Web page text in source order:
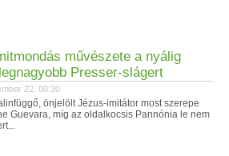
művészete a nyálig
Presser-slágert
22. 00:30
önjelölt Jézus-imitátor most szerepe
Guevara, míg az oldalkocsis Pannónia le nem